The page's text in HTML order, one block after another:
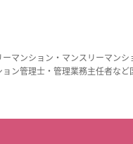
マンション・マンスリーマン
ン管理士・管理業務主任者な